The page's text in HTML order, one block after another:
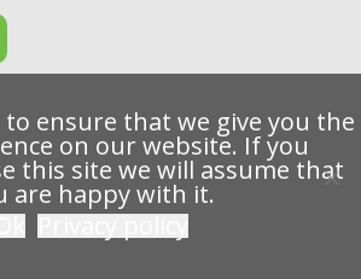
Ltd. All rights reserved.
隱條例
免責聲明
to ensure that we give you the
on our website. If you
this site we will assume that
are happy with it.